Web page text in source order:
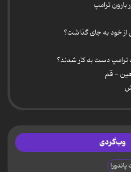
بارون ترامپ
ترامپ دست به کار شدند؟
- قم
وب‌گردی
پاندورا